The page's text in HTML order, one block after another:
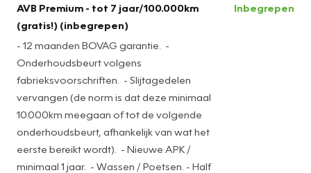
een volle accu.
Meer informatie en veelgestelde vragen kijk op:
www.versteegbuurman.com/rijklaar
Wilt u deze auto komen bewonderen? 0341-561000 of
verkoopermelo@versteegbuurman.com
Van harte welkom!
AVB Premium - tot 7 jaar/100.000km
(gratis!) (inbegrepen)
- 12 maanden BOVAG garantie. -
Onderhoudsbeurt volgens
fabrieksvoorschriften. - Slijtagedelen
vervangen (de norm is dat deze minimaal
10.000km meegaan of tot de volgende
onderhoudsbeurt, afhankelijk van wat het
eerste bereikt wordt). - Nieuwe APK /
minimaal 1 jaar. - Wassen / Poetsen. - Half
Inbegrepen